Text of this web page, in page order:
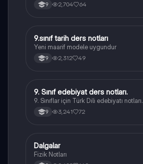
9 2,704 64
Tarih
9.sınıf tarih ders notları
Yeni maarif modele uygundur
9 2,312 49
Türk Dili ve Edebiyatı
9. Sınıf edebiyat ders notları.
9. Sınıflar için Türk Dili edebiyatı notları.
9 3,241 72
Fizik
Dalgalar
Fizik Notları